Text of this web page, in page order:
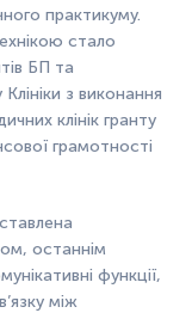
практикуму.
стало
БП та
з виконання
клінік гранту
грамотності
останнім
функції,
між